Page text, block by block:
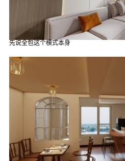
先说全包这个模式本身